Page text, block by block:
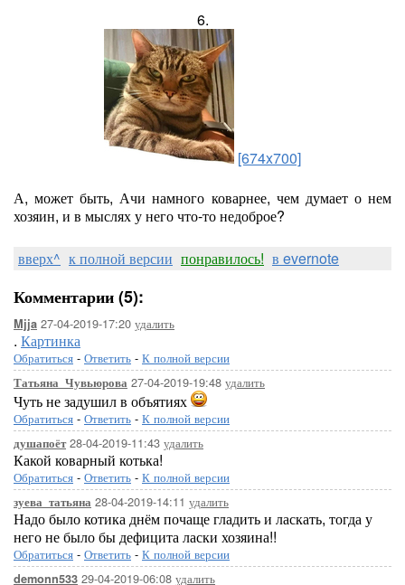
6.
[674x700]
А, может быть, Ачи намного коварнее, чем думает о нем
хозяин, и в мыслях у него что-то недоброе?
вверх^ к полной версии понравилось! в evernote
Комментарии (5):
Mjja 27-04-2019-17:20 удалить
. Картинка
Обратиться - Ответить - К полной версии
Татьяна_Чувьюрова 27-04-2019-19:48 удалить
Чуть не задушил в объятиях
Обратиться - Ответить - К полной версии
душапоёт28-04-2019-11:43 удалить
Какой коварный котька!
Обратиться - Ответить - К полной версии
зуева_татьяна 28-04-2019-14:11 удалить
Надо было котика днём почаще гладить и ласкать, тогда у
него не было бы дефицита ласки хозяина!!
Обратиться - Ответить - К полной версии
demonn533 29-04-2019-06:08 удалить